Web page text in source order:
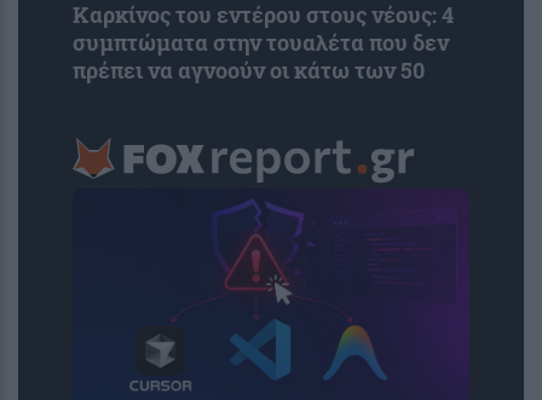
Καρκίνος του εντέρου στους νέους: 4
συμπτώματα στην τουαλέτα που δεν
πρέπει να αγνοούν οι κάτω των 50